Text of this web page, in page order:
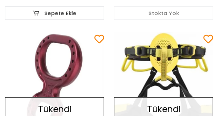
Sepete Ekle Stokta Yok
Tükendi Tükendi